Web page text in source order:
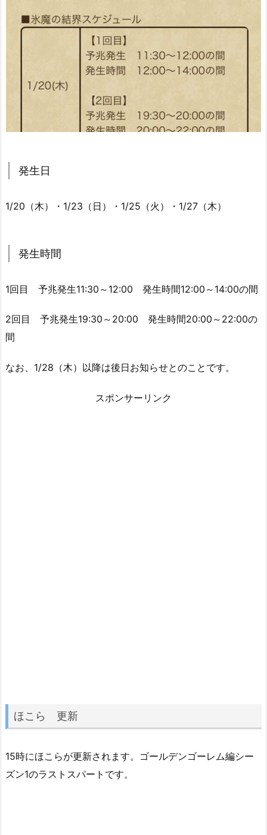
発生日
1/20（木）・1/23（日）・1/25（火）・1/27（木）
発生時間
1回目 予兆発生11:30～12:00 発生時間12:00～14:00の間
2回目 予兆発生19:30～20:00 発生時間20:00～22:00の
間
なお、1/28（木）以降は後日お知らせとのことです。
スポンサーリンク
ほこら 更新
15時にほこらが更新されます。ゴールデンゴーレム編シー
ズン1のラストスパートです。